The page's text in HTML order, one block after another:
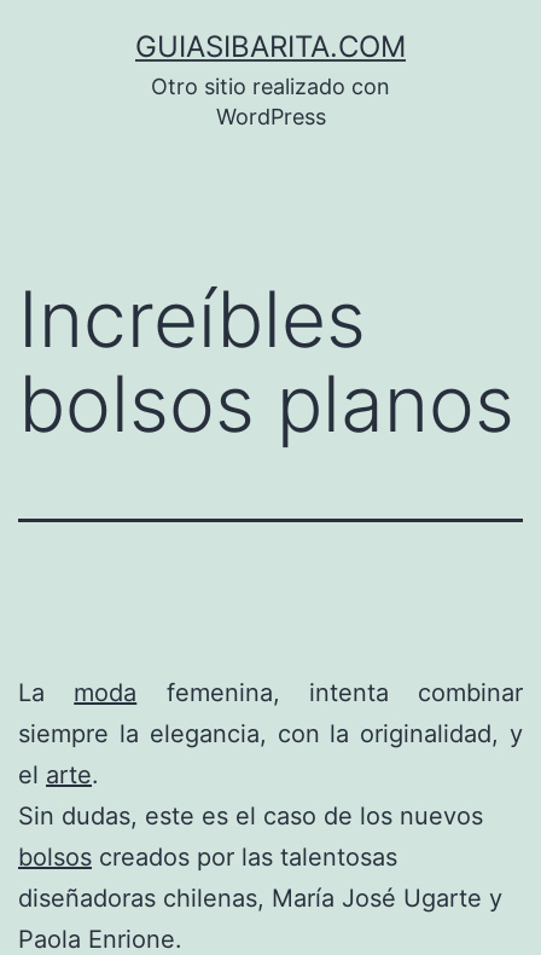
GUIASIBARITA.COM
Otro sitio realizado con
WordPress
Increíbles
bolsos planos
La moda femenina, intenta combinar
siempre la elegancia, con la originalidad, y
el arte.
Sin dudas, este es el caso de los nuevos
bolsos creados por las talentosas
diseñadoras chilenas, María José Ugarte y
Paola Enrione.